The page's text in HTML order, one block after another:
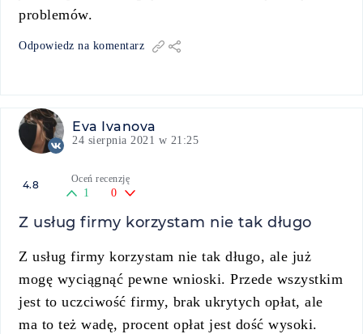
problemów.
Odpowiedz na komentarz
Eva Ivanova
24 sierpnia 2021 w 21:25
4.8 Oceń recenzję
1 0
Z usług firmy korzystam nie tak długo
Z usług firmy korzystam nie tak długo, ale już
mogę wyciągnąć pewne wnioski. Przede wszystkim
jest to uczciwość firmy, brak ukrytych opłat, ale
ma to też wadę, procent opłat jest dość wysoki.